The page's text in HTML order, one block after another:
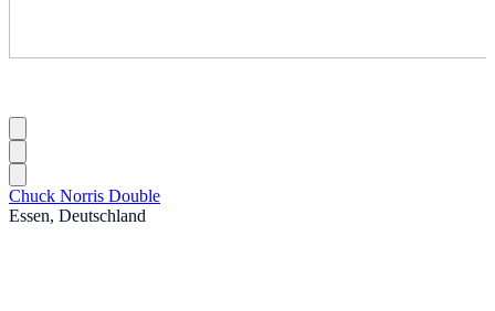
Chuck Norris Double
Essen, Deutschland